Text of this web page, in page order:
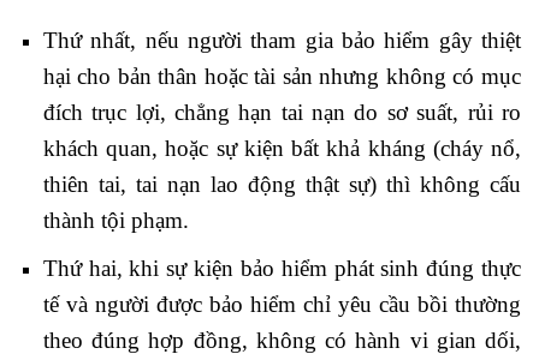
Thứ nhất, nếu người tham gia bảo hiểm gây thiệt
hại cho bản thân hoặc tài sản nhưng không có mục
đích trục lợi, chẳng hạn tai nạn do sơ suất, rủi ro
khách quan, hoặc sự kiện bất khả kháng (cháy nổ,
thiên tai, tai nạn lao động thật sự) thì không cấu
thành tội phạm.
Thứ hai, khi sự kiện bảo hiểm phát sinh đúng thực
tế và người được bảo hiểm chỉ yêu cầu bồi thường
theo đúng hợp đồng, không có hành vi gian dối,